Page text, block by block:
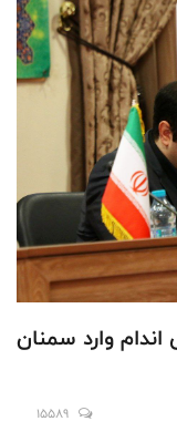
وارد سمنان
15589